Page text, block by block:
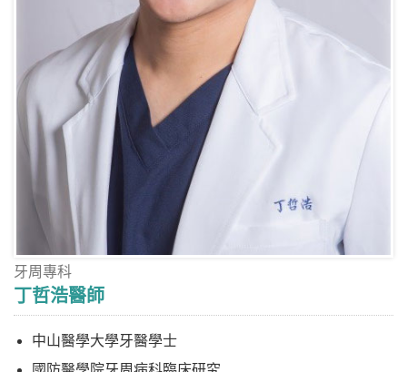
牙周專科
丁哲浩醫師
中山醫學大學牙醫學士